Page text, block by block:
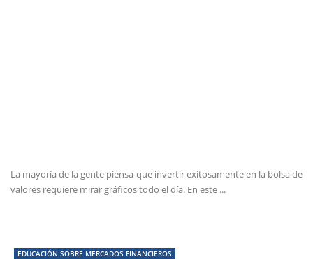
La mayoría de la gente piensa que invertir exitosamente en la bolsa de
valores requiere mirar gráficos todo el día. En este ...
EDUCACIÓN SOBRE MERCADOS FINANCIEROS